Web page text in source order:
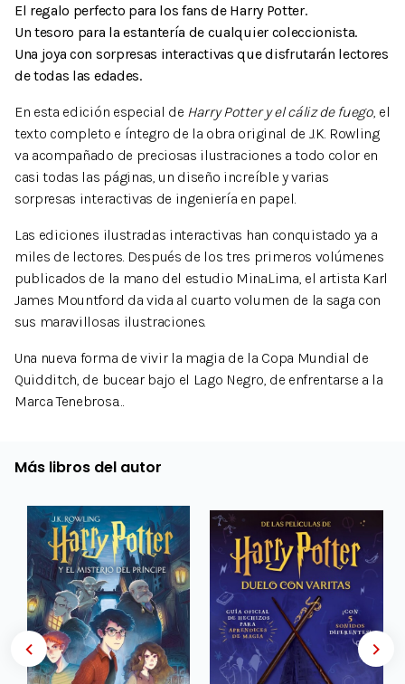
El regalo perfecto para los fans de Harry Potter.
Un tesoro para la estantería de cualquier coleccionista.
Una joya con sorpresas interactivas que disfrutarán lectores
de todas las edades.
En esta edición especial de Harry Potter y el cáliz de fuego, el
texto completo e íntegro de la obra original de J.K. Rowling
va acompañado de preciosas ilustraciones a todo color en
casi todas las páginas, un diseño increíble y varias
sorpresas interactivas de ingeniería en papel.
Las ediciones ilustradas interactivas han conquistado ya a
miles de lectores. Después de los tres primeros volúmenes
publicados de la mano del estudio MinaLima, el artista Karl
James Mountford da vida al cuarto volumen de la saga con
sus maravillosas ilustraciones.
Una nueva forma de vivir la magia de la Copa Mundial de
Quidditch, de bucear bajo el Lago Negro, de enfrentarse a la
Marca Tenebrosa…
Más libros del autor